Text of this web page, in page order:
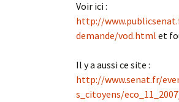
Voir ici :
http://
demande/vod.html et
Il y a aussi ce site :
http://www.senat.fr/
s_citoyens/